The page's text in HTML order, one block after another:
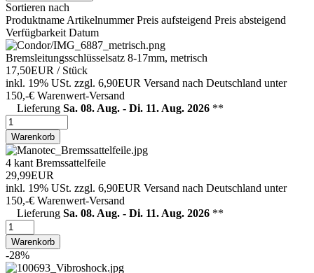
Sortieren nach
Produktname Artikelnummer Preis aufsteigend Preis absteigend
Verfügbarkeit Datum
Bremsleitungsschlüsselsatz 8-17mm, metrisch
17,50EUR / Stück
inkl. 19% USt. zzgl. 6,90EUR Versand nach Deutschland unter
150,-€ Warenwert-Versand
Lieferung Sa. 08. Aug. - Di. 11. Aug. 2026 **
Warenkorb
4 kant Bremssattelfeile
29,99EUR
inkl. 19% USt. zzgl. 6,90EUR Versand nach Deutschland unter
150,-€ Warenwert-Versand
Lieferung Sa. 08. Aug. - Di. 11. Aug. 2026 **
Warenkorb
-28%